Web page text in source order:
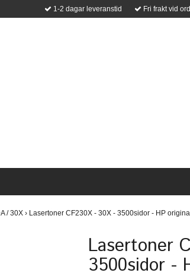
1-2 dagar leveranstid Fri frakt vid
/ 30X › Lasertoner CF230X - 30X - 3500sidor - HP original
Lasertoner
3500sidor -